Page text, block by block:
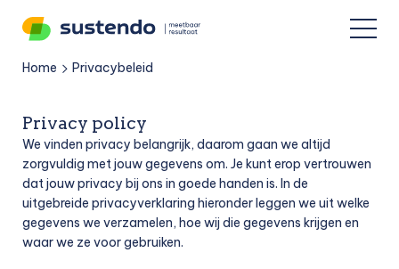
Home » Privacybeleid
Privacy policy
We vinden privacy belangrijk, daarom gaan we altijd
zorgvuldig met jouw gegevens om. Je kunt erop vertrouwen
dat jouw privacy bij ons in goede handen is. In de
uitgebreide privacyverklaring hieronder leggen we uit welke
gegevens we verzamelen, hoe wij die gegevens krijgen en
waar we ze voor gebruiken.